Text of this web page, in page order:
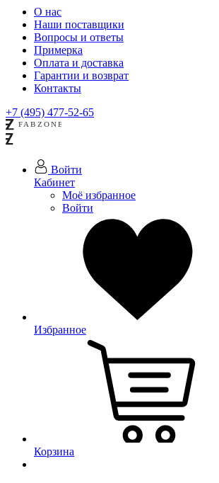
О нас
Наши поставщики
Вопросы и ответы
Примерка
Оплата и доставка
Гарантии и возврат
Контакты
+7 (495) 477-52-65
Войти
Кабинет
Моё избранное
Войти
Избранное
Корзина